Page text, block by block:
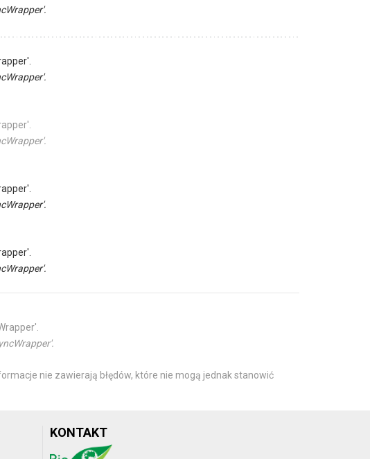
nie zawierają błędów, które nie mogą jednak stanowić
KONTAKT